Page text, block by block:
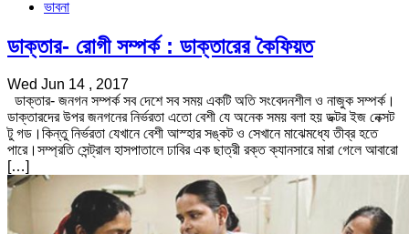
ভাবনা
ডাক্তার- রোগী সম্পর্ক : ডাক্তারের কৈফিয়ত
Wed Jun 14 , 2017
ডাক্তার- জনগন সম্পর্ক সব দেশে সব সময় একটি অতি সংবেদনশীল ও নাজুক সম্পর্ক।
ডাক্তারদের উপর জনগনের নির্ভরতা এতো বেশী যে অনেক সময় বলা হয় ডক্টর ইজ নেক্সট
টু গড।কিন্তু নির্ভরতা যেখানে বেশী আস্হার সঙ্কট ও সেখানে মাঝেমধ্যে তীব্র হতে
পারে।সম্প্রতি সেন্ট্রাল হাসপাতালে ঢাবির এক ছাত্রী রক্ত ক্যানসারে মারা গেলে আবারো
[…]